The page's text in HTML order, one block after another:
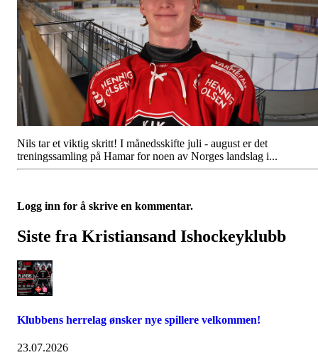
Nils tar et viktig skritt! I månedsskifte juli - august er det
treningssamling på Hamar for noen av Norges landslag i...
Logg inn for å skrive en kommentar.
Siste fra Kristiansand Ishockeyklubb
Klubbens herrelag ønsker nye spillere velkommen!
23.07.2026